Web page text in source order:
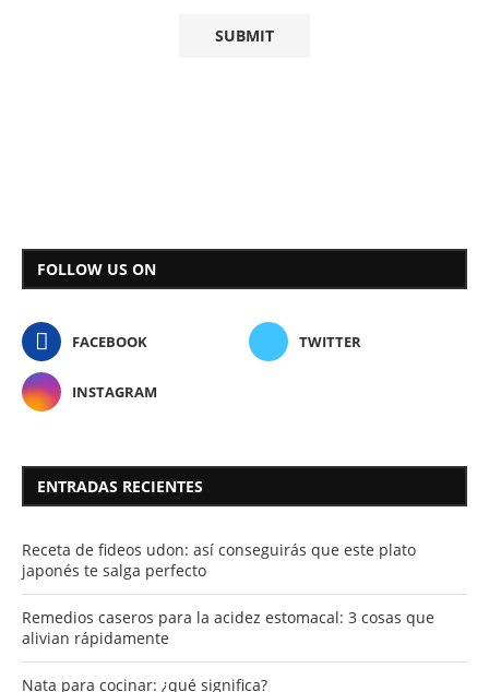
FOLLOW US ON
FACEBOOK TWITTER
INSTAGRAM
ENTRADAS RECIENTES
Receta de fideos udon: así conseguirás que este plato
japonés te salga perfecto
Remedios caseros para la acidez estomacal: 3 cosas que
alivian rápidamente
Nata para cocinar: ¿qué significa?